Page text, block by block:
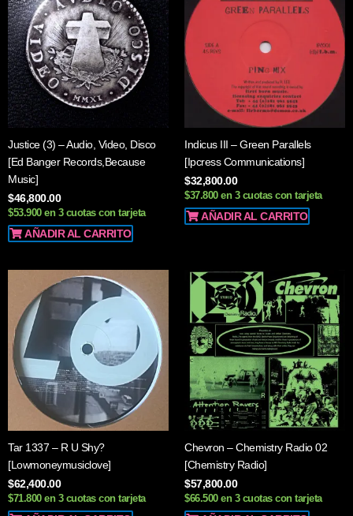
Justice (3) – Audio, Video, Disco
[Ed Banger Records,Because
Music]
$46,800.00
$53.900 en 3 cuotas con tarjeta
AÑADIR AL CARRITO
Indicus III – Green Parallels
[Ipcress Communications]
$32,800.00
$37.800 en 3 cuotas con tarjeta
AÑADIR AL CARRITO
Tar 1337 – R U Shy?
[Lowmoneymusiclove]
$62,400.00
$71.800 en 3 cuotas con tarjeta
Chevron – Chemistry Radio 02
[Chemistry Radio]
$57,800.00
$66.500 en 3 cuotas con tarjeta